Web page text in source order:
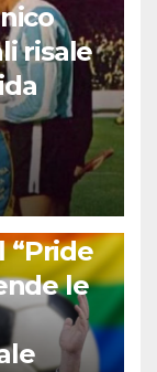
risale
“Pride
le